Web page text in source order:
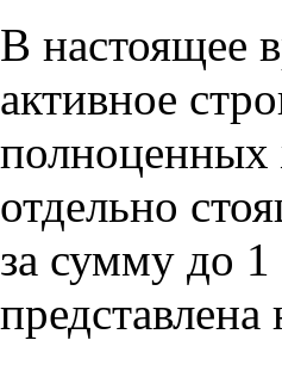
В настоящее
активное
полноценных
отдельно
за сумму до